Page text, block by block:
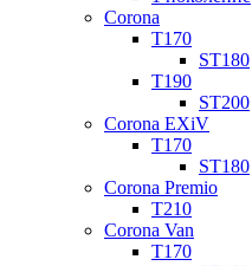
Corona
T170
ST180
T190
ST200
Corona EXiV
T170
ST180
Corona Premio
T210
Corona Van
T170